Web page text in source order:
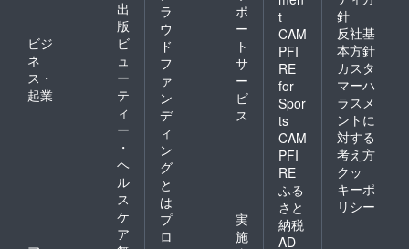
出
版
ビジ
ネ
ス・
起業
ビ
ュ
ー
テ
ィ
ー
・
ヘ
ル
ス
ケ
ア
ラ
ウ
ド
フ
ァ
ン
デ
ィ
ン
グ
と
は
ポ
ー
ト
サ
ー
ビ
ス
プ
ロ
実
施
t
CAM
PFI
RE
for
Spor
ts
CAM
PFI
RE
ふる
さと
納税
AD
針
反社基
本方針
カスタ
マーハ
ラスメ
ントに
対する
考え方
クッ
キーポ
リシー